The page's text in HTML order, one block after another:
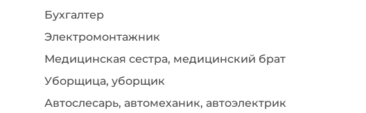
Бухгалтер
Электромонтажник
Медицинская сестра, медицинский брат
Уборщица, уборщик
Автослесарь, автомеханик, автоэлектрик